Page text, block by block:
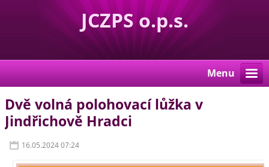
JCZPS o.p.s.
Menu
Dvě volná polohovací lůžka v
Jindřichově Hradci
16.05.2024 07:24